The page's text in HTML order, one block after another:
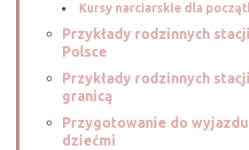
Kursy narciarskie dla
Przykłady rodzinnych
Polsce
Przykłady rodzinnych
granicą
Przygotowanie do
dziećmi